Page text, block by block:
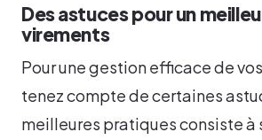
Des astuces pour un
virements
Pour une gestion efficace de
tenez compte de certaines
meilleures pratiques consiste à